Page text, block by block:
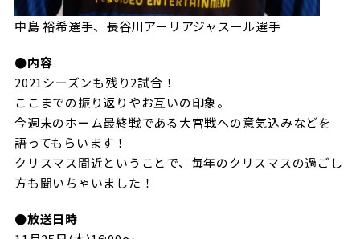
中島 裕希選手、長谷川アーリアジャスール選手
●内容
2021シーズンも残り2試合！
ここまでの振り返りやお互いの印象。
今週末のホーム最終戦である大宮戦への意気込みなどを
語ってもらいます！
クリスマス間近ということで、毎年のクリスマスの過ごし
方も聞いちゃいました！
●放送日時